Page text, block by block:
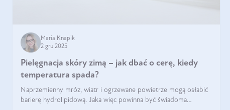
Maria Knapik
2 gru 2025
Pielęgnacja skóry zimą – jak dbać o cerę, kiedy
temperatura spada?
Naprzemienny mróz, wiatr i ogrzewane powietrze mogą osłabić
barierę hydrolipidową. Jaka więc powinna być świadoma